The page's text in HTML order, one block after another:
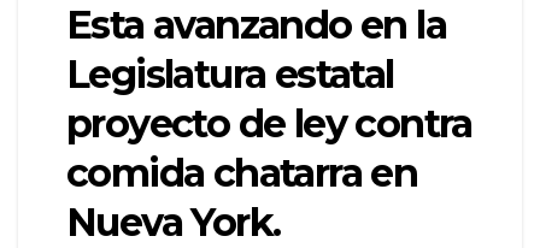
Esta avanzando en la
Legislatura estatal
proyecto de ley contra
comida chatarra en
Nueva York.